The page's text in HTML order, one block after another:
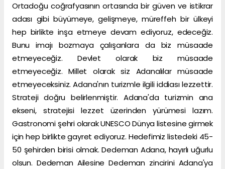
Ortadoğu coğrafyasının ortasında bir güven ve istikrar
adası gibi büyümeye, gelişmeye, müreffeh bir ülkeyi
hep birlikte inşa etmeye devam ediyoruz, edeceğiz.
Bunu imajı bozmaya çalışanlara da biz müsaade
etmeyeceğiz. Devlet olarak biz müsaade
etmeyeceğiz. Millet olarak siz Adanalılar müsaade
etmeyeceksiniz. Adana'nın turizmle ilgili iddiası lezzettir.
Strateji doğru belirlenmiştir. Adana'da turizmin ana
ekseni, stratejisi lezzet üzerinden yürümesi lazım.
Gastronomi şehri olarak UNESCO Dünya listesine girmek
için hep birlikte gayret ediyoruz. Hedefimiz listedeki 45-
50 şehirden birisi olmak. Dedeman Adana, hayırlı uğurlu
olsun. Dedeman Ailesine Dedeman zincirini Adana'ya